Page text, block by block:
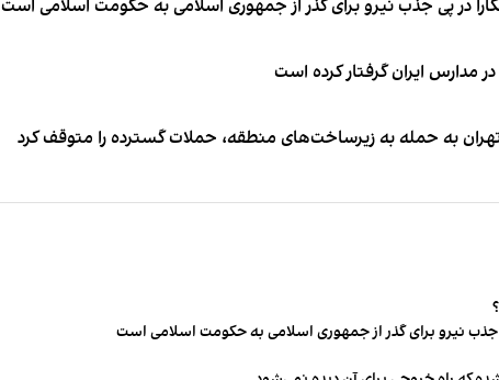
در پی جذب نیرو برای گذر از جمهوری اسلامی به حکومت اسلامی است
مدارس ایران گرفتار کرده است
به حمله به زیرساخت‌های منطقه، حملات گسترده را متوقف کرد
جذب نیرو برای گذر از جمهوری اسلامی به حکومت اسلامی است